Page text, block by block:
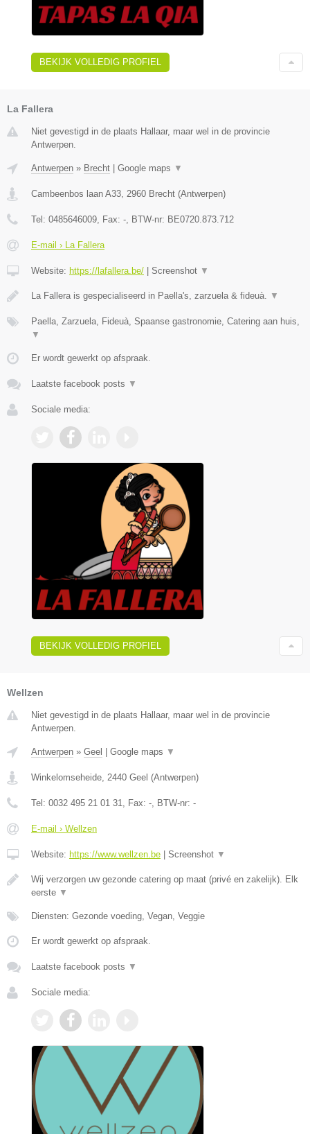
BEKIJK VOLLEDIG PROFIEL
La Fallera
Niet gevestigd in de plaats Hallaar, maar wel in de provincie
Antwerpen.
Antwerpen » Brecht Google maps ▼
Cambeenbos laan A33, 2960 Brecht (Antwerpen)
Tel: 0485646009, Fax: -, BTW-nr: BE0720.873.712
E-mail › La Fallera
Website: https://lafallera.be/ Screenshot ▼
La Fallera is gespecialiseerd in Paella's, zarzuela & fideuà. ▼
Paella, Zarzuela, Fideuà, Spaanse gastronomie, Catering aan huis,
▼
Er wordt gewerkt op afspraak.
Laatste facebook posts ▼
Sociale media:
BEKIJK VOLLEDIG PROFIEL
Wellzen
Niet gevestigd in de plaats Hallaar, maar wel in de provincie
Antwerpen.
Antwerpen » Geel Google maps ▼
Winkelomseheide, 2440 Geel (Antwerpen)
Tel: 0032 495 21 01 31, Fax: -, BTW-nr: -
E-mail › Wellzen
Website: https://www.wellzen.be Screenshot ▼
Wij verzorgen uw gezonde catering op maat (privé en zakelijk). Elk
eerste ▼
Diensten: Gezonde voeding, Vegan, Veggie
Er wordt gewerkt op afspraak.
Laatste facebook posts ▼
Sociale media: